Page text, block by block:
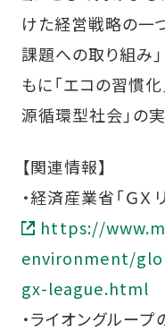
けた経営戦略の一
課題への取り組み
もに「エコの習慣化
源循環型社会」の
【関連情報】
・経済産業省「ＧＸ
https://
environment/
gx-league.html
・ライオングルー